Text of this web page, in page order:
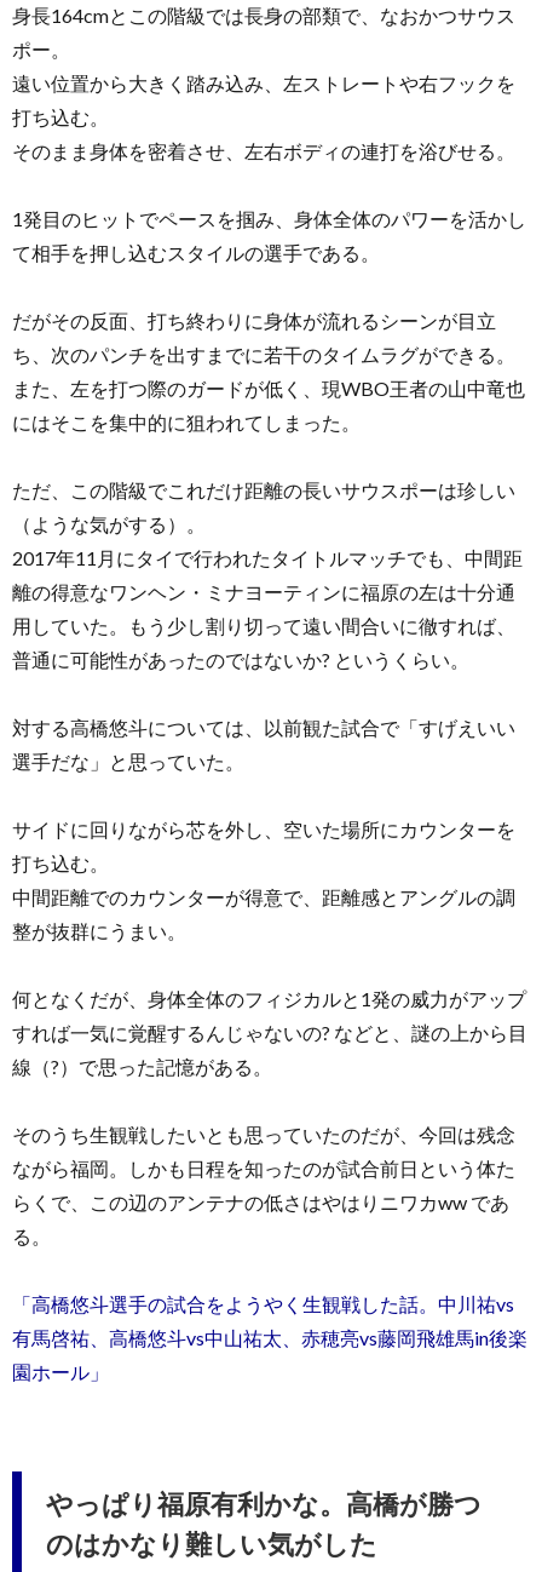
身長164cmとこの階級では長身の部類で、なおかつサウス
ポー。
遠い位置から大きく踏み込み、左ストレートや右フックを
打ち込む。
そのまま身体を密着させ、左右ボディの連打を浴びせる。
1発目のヒットでペースを掴み、身体全体のパワーを活かし
て相手を押し込むスタイルの選手である。
だがその反面、打ち終わりに身体が流れるシーンが目立
ち、次のパンチを出すまでに若干のタイムラグができる。
また、左を打つ際のガードが低く、現WBO王者の山中竜也
にはそこを集中的に狙われてしまった。
ただ、この階級でこれだけ距離の長いサウスポーは珍しい
（ような気がする）。
2017年11月にタイで行われたタイトルマッチでも、中間距
離の得意なワンヘン・ミナヨーティンに福原の左は十分通
用していた。もう少し割り切って遠い間合いに徹すれば、
普通に可能性があったのではないか? というくらい。
対する高橋悠斗については、以前観た試合で「すげえいい
選手だな」と思っていた。
サイドに回りながら芯を外し、空いた場所にカウンターを
打ち込む。
中間距離でのカウンターが得意で、距離感とアングルの調
整が抜群にうまい。
何となくだが、身体全体のフィジカルと1発の威力がアップ
すれば一気に覚醒するんじゃないの? などと、謎の上から目
線（?）で思った記憶がある。
そのうち生観戦したいとも思っていたのだが、今回は残念
ながら福岡。しかも日程を知ったのが試合前日という体た
らくで、この辺のアンテナの低さはやはりニワカww であ
る。
「高橋悠斗選手の試合をようやく生観戦した話。中川祐vs
有馬啓祐、高橋悠斗vs中山祐太、赤穂亮vs藤岡飛雄馬in後楽
園ホール」
やっぱり福原有利かな。高橋が勝つ
のはかなり難しい気がした